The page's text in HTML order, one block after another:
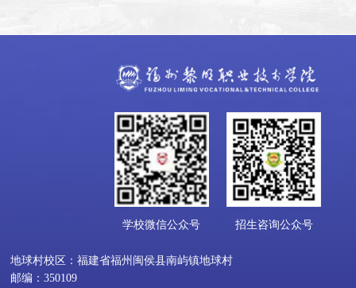
学校微信公众号 招生咨询公众号
地球村校区：福建省福州闽侯县南屿镇地球村
邮编：350109